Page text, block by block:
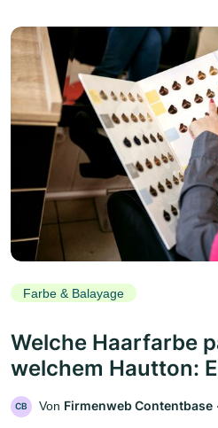
Farbe & Balayage
Welche Haarfarbe
welchem Hautton:
CB Von Firmenweb Contentbase ‧